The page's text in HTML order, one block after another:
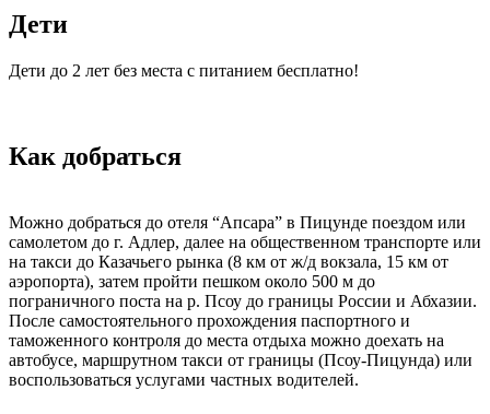
Дети
Дети до 2 лет без места с питанием бесплатно!
Как добраться
Можно добраться до отеля “Апсара” в Пицунде поездом или
самолетом до г. Адлер, далее на общественном транспорте или
на такси до Казачьего рынка (8 км от ж/д вокзала, 15 км от
аэропорта), затем пройти пешком около 500 м до
пограничного поста на р. Псоу до границы России и Абхазии.
После самостоятельного прохождения паспортного и
таможенного контроля до места отдыха можно доехать на
автобусе, маршрутном такси от границы (Псоу-Пицунда) или
воспользоваться услугами частных водителей.